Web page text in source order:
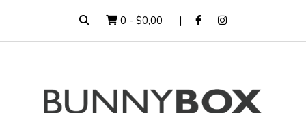
0 - $0,00